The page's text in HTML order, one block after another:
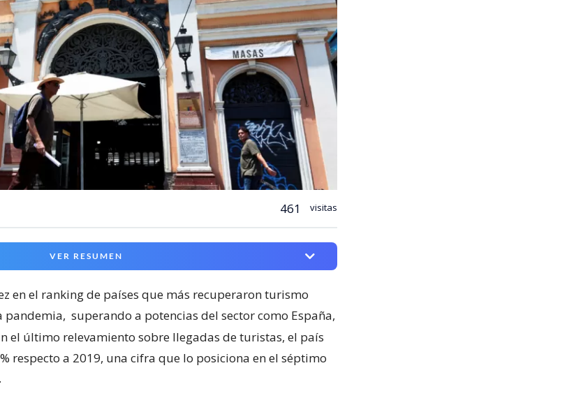
461 visitas
VER RESUMEN
en el ranking de países que más recuperaron turismo
pandemia, superando a potencias del sector como España,
el último relevamiento sobre llegadas de turistas, el país
respecto a 2019, una cifra que lo posiciona en el séptimo